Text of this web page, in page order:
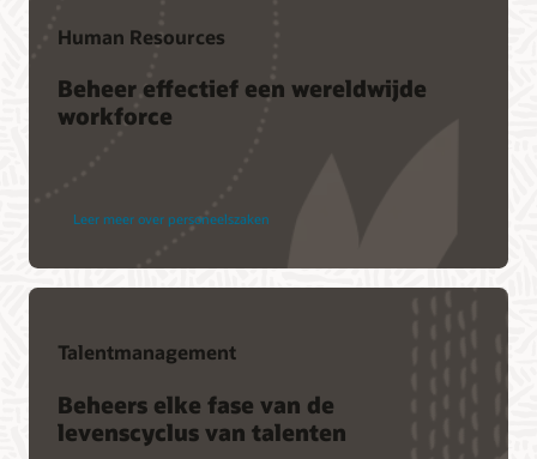
Human Resources
Beheer effectief een wereldwijde
workforce
Leer meer over personeelszaken
Talentmanagement
Beheers elke fase van de
levenscyclus van talenten